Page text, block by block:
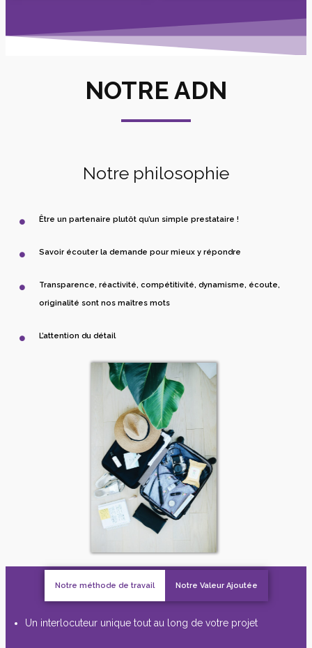
NOTRE ADN
Notre philosophie
Être un partenaire plutôt qu’un simple prestataire !
Savoir écouter la demande pour mieux y répondre
Transparence, réactivité, compétitivité, dynamisme, écoute,
originalité sont nos maîtres mots
L’attention du détail
Notre méthode de travail Notre Valeur Ajoutée
Un interlocuteur unique tout au long de votre projet